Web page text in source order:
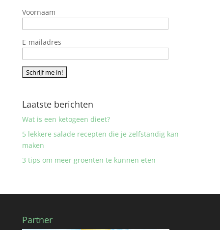
Voornaam
E-mailadres
Laatste berichten
Wat is een ketogeen dieet?
5 lekkere salade recepten die je zelfstandig kan
maken
3 tips om meer groenten te kunnen eten
Partner